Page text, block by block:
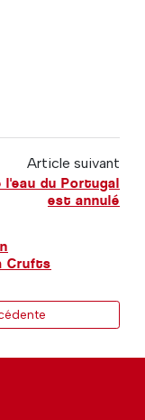
Article suivant
du Portugal
est annulé
Crufts